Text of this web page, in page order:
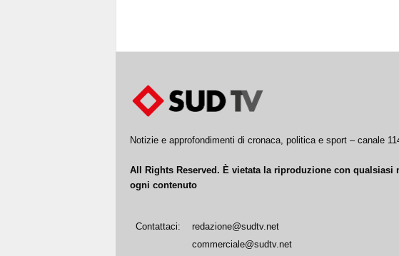
Notizie e approfondimenti di cronaca, politica e sport – canale
All Rights Reserved. È vietata la riproduzione con qualsiasi
ogni contenuto
Contattaci:
redazione@sudtv.net
commerciale@sudtv.net